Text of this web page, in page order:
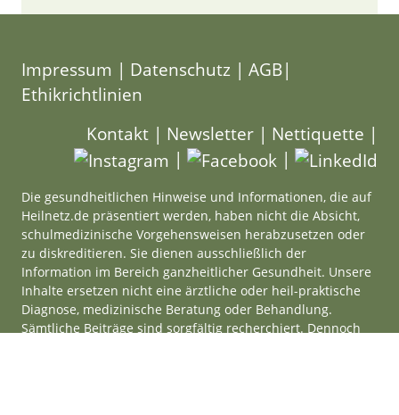
Impressum | Datenschutz | AGB|
Ethikrichtlinien
Kontakt | Newsletter | Nettiquette |
|
|
Die gesundheitlichen Hinweise und Informationen, die auf
Heilnetz.de präsentiert werden, haben nicht die Absicht,
schulmedizinische Vorgehensweisen herabzusetzen oder
zu diskreditieren. Sie dienen ausschließlich der
Information im Bereich ganzheitlicher Gesundheit. Unsere
Inhalte ersetzen nicht eine ärztliche oder heil-praktische
Diagnose, medizinische Beratung oder Behandlung.
Sämtliche Beiträge sind sorgfältig recherchiert. Dennoch